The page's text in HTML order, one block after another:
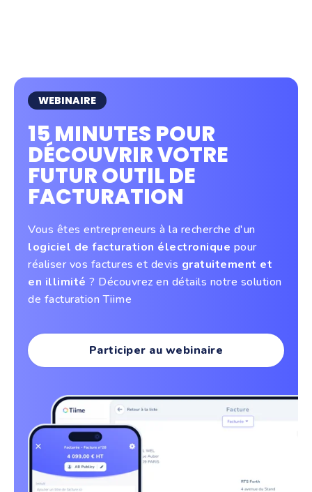
WEBINAIRE
15 MINUTES POUR
DÉCOUVRIR VOTRE
FUTUR OUTIL DE
FACTURATION
Vous êtes entrepreneurs à la recherche d'un
logiciel de facturation électronique pour
réaliser vos factures et devis gratuitement et
en illimité ? Découvrez en détails notre solution
de facturation Tiime
Participer au webinaire